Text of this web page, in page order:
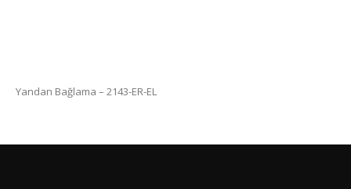
Yandan Bağlama – 2143-ER-EL